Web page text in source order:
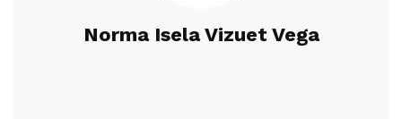
Norma Isela Vizuet Vega